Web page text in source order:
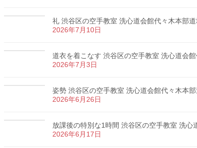
礼 渋谷区の空手教室 洗心道会館代々木本部
2026年7月10日
道衣を着こなす 渋谷区の空手教室 洗心道会
2026年7月3日
姿勢 渋谷区の空手教室 洗心道会館代々木本
2026年6月26日
放課後の特別な1時間 渋谷区の空手教室 洗心
2026年6月17日